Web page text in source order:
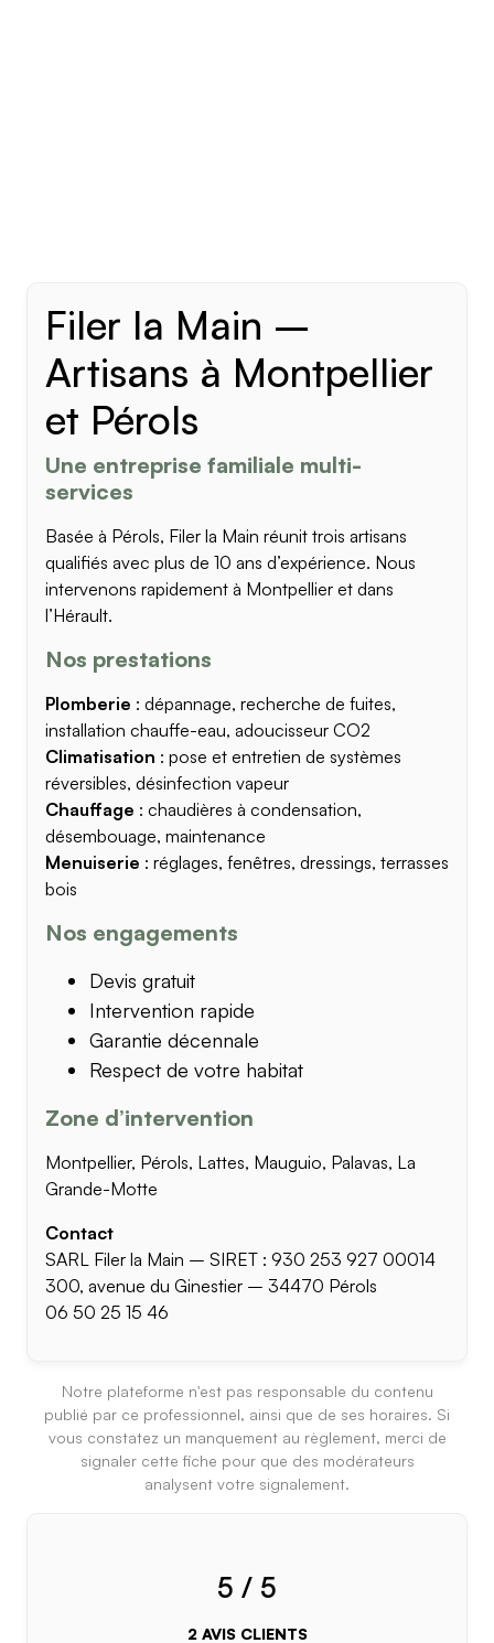
Filer la Main –
Artisans à Montpellier
et Pérols
Une entreprise familiale multi-
services
Basée à Pérols, Filer la Main réunit trois artisans
qualifiés avec plus de 10 ans d’expérience. Nous
intervenons rapidement à Montpellier et dans
l’Hérault.
Nos prestations
Plomberie : dépannage, recherche de fuites,
installation chauffe-eau, adoucisseur CO2
Climatisation : pose et entretien de systèmes
réversibles, désinfection vapeur
Chauffage : chaudières à condensation,
désembouage, maintenance
Menuiserie : réglages, fenêtres, dressings, terrasses
bois
Nos engagements
Devis gratuit
Intervention rapide
Garantie décennale
Respect de votre habitat
Zone d’intervention
Montpellier, Pérols, Lattes, Mauguio, Palavas, La
Grande-Motte
Contact
SARL Filer la Main – SIRET : 930 253 927 00014
300, avenue du Ginestier – 34470 Pérols
06 50 25 15 46
Notre plateforme n'est pas responsable du contenu
publié par ce professionnel, ainsi que de ses horaires. Si
vous constatez un manquement au règlement, merci de
signaler cette fiche pour que des modérateurs
analysent votre signalement.
5 / 5
2 AVIS CLIENTS